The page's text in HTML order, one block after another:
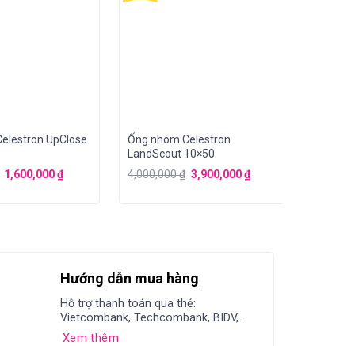
UpClose
1,600,000₫
Ống nhòm Celestron
LandScout 10×50
4,000,000₫ 3,900,000₫
Hướng dẫn mua hàng
Hỗ trợ thanh toán qua thẻ:
Vietcombank, Techcombank, BIDV,...
Xem thêm